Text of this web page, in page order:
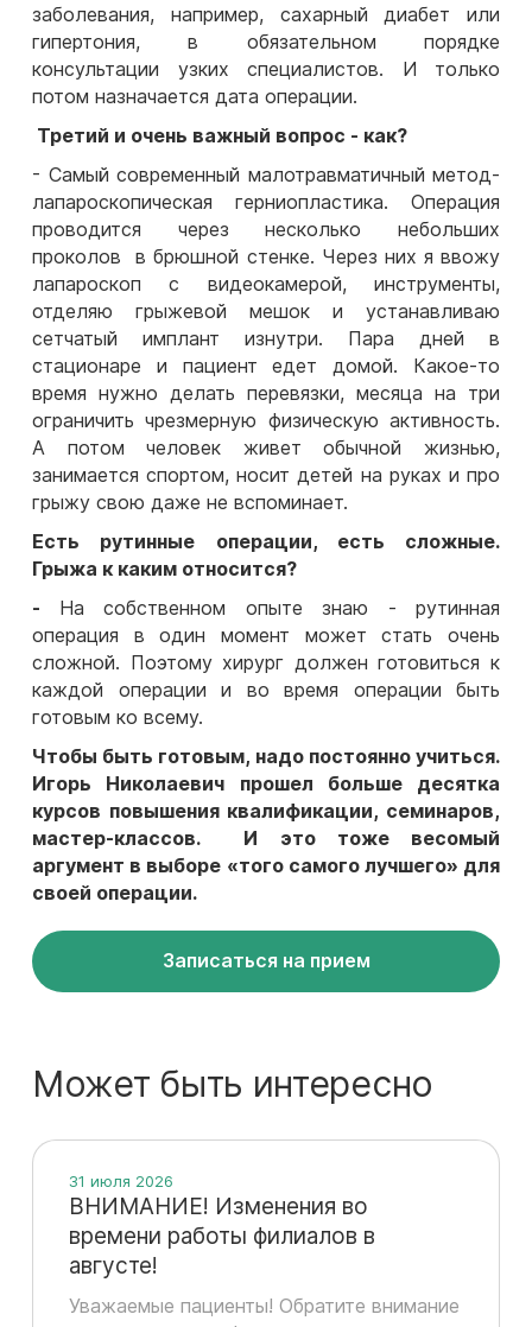
заболевания, например, сахарный диабет или
гипертония, в обязательном порядке
консультации узких специалистов. И только
потом назначается дата операции.
Третий и очень важный вопрос - как?
- Самый современный малотравматичный метод-
лапароскопическая герниопластика. Операция
проводится через несколько небольших
проколов в брюшной стенке. Через них я ввожу
лапароскоп с видеокамерой, инструменты,
отделяю грыжевой мешок и устанавливаю
сетчатый имплант изнутри. Пара дней в
стационаре и пациент едет домой. Какое-то
время нужно делать перевязки, месяца на три
ограничить чрезмерную физическую активность.
А потом человек живет обычной жизнью,
занимается спортом, носит детей на руках и про
грыжу свою даже не вспоминает.
Есть рутинные операции, есть сложные.
Грыжа к каким относится?
- На собственном опыте знаю - рутинная
операция в один момент может стать очень
сложной. Поэтому хирург должен готовиться к
каждой операции и во время операции быть
готовым ко всему.
Чтобы быть готовым, надо постоянно учиться.
Игорь Николаевич прошел больше десятка
курсов повышения квалификации, семинаров,
мастер-классов. И это тоже весомый
аргумент в выборе «того самого лучшего» для
своей операции.
Записаться на прием
Может быть интересно
ВНИМАНИЕ! Изменения во
времени работы филиалов в
августе!
Уважаемые пациенты! Обратите внимание
31 июля 2026